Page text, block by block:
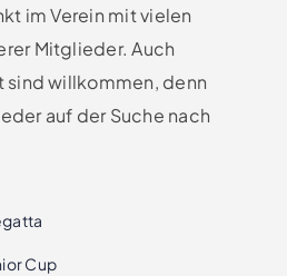
im Verein mit vielen
Mitglieder. Auch
willkommen, denn
auf der Suche nach
Cup